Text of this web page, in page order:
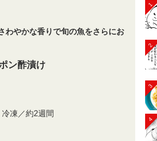
わやかな香りで旬の魚をさらにお
ン酢漬け
凍／約2週間
1
2
3
4